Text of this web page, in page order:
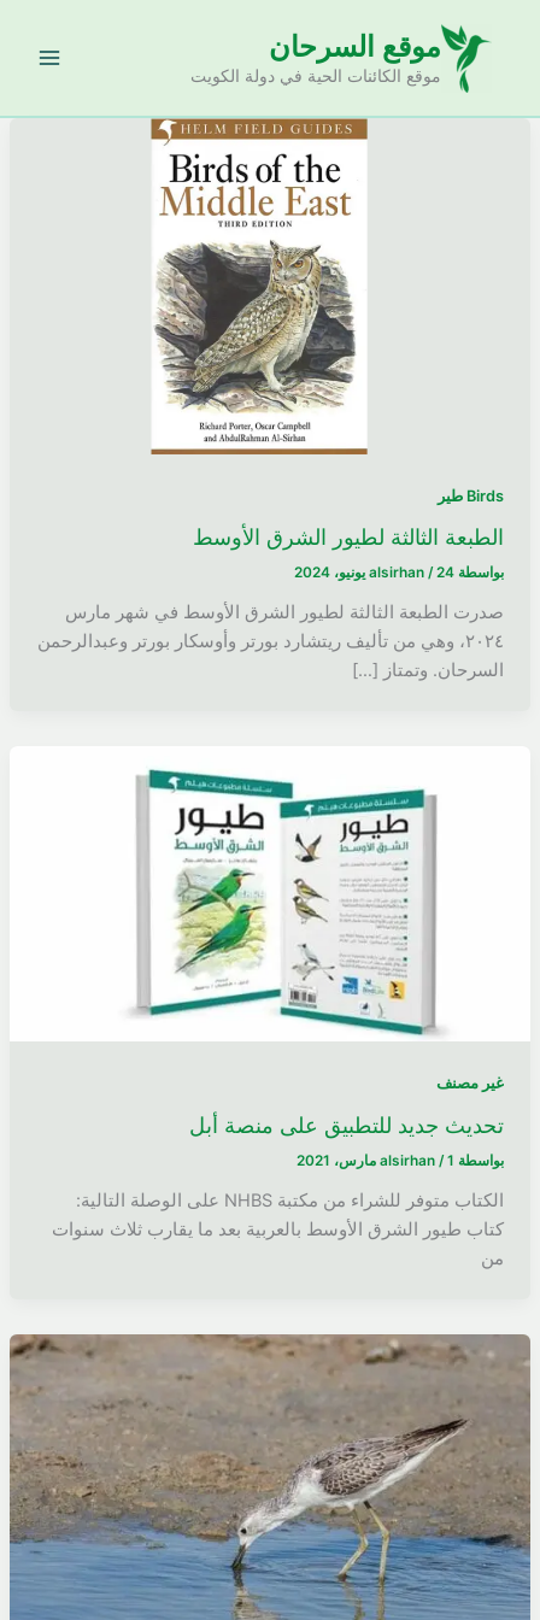
موقع السرحان
موقع الكائنات الحية في دولة الكويت
Birds طير
الطبعة الثالثة لطيور الشرق الأوسط
بواسطة alsirhan/24 يونيو، 2024
صدرت الطبعة الثالثة لطيور الشرق الأوسط في شهر مارس
٢٠٢٤، وهي من تأليف ريتشارد بورتر وأوسكار بورتر وعبدالرحمن
السرحان. وتمتاز […]
غير مصنف
تحديث جديد للتطبيق على منصة أبل
بواسطة alsirhan/1 مارس، 2021
الكتاب متوفر للشراء من مكتبة NHBS على الوصلة التالية:
كتاب طيور الشرق الأوسط بالعربية بعد ما يقارب ثلاث سنوات
من